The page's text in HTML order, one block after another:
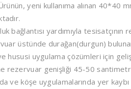
yeni kullanıma alınan 40*40
bağlantısı yardımıyla
üstünde durağan(durgun)
hususi uygulama çözümleri için
rezervuar genişliği 45-50
ve köşe uygulamalarında yer